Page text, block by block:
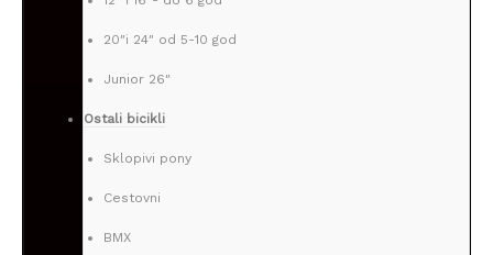
20″i 24″ od 5-10 god
Junior 26″
Ostali bicikli
Sklopivi pony
Cestovni
BMX